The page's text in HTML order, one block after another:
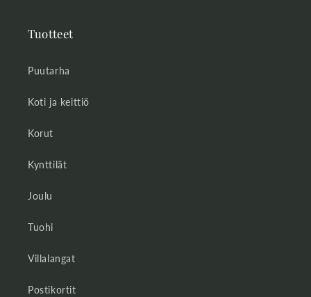
Tuotteet
Puutarha
Koti ja keittiö
Korut
Kynttilät
Joulu
Tuohi
Villalangat
Postikortit